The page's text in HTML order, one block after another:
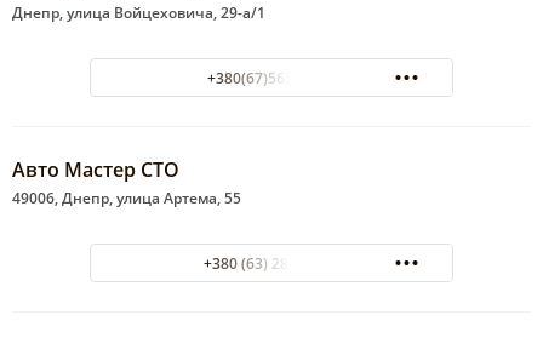
Днепр, улица Войцеховича, 29-а/1
+380(67)565-79-14
Авто Мастер СТО
49006, Днепр, улица Артема, 55
+380 (63) 280-16-17